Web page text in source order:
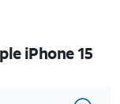
iPhone 15